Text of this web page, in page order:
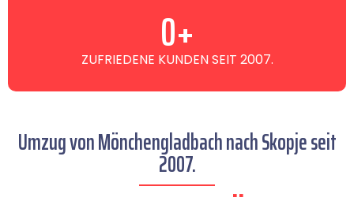
ZUFRIEDENE KUNDEN SEIT 2007.
0+
Umzug von Mönchengladbach nach Skopje seit
2007.